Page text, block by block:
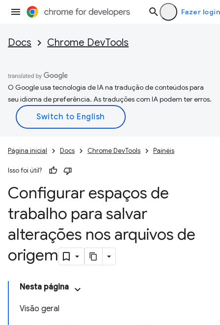
Fazer login
Docs Chrome DevTools
O Google usa tecnologia de IA na tradução de conteúdos para
seu idioma de preferência. As traduções com IA podem ter erros.
Página inicial Docs Chrome DevTools Painéis
Isso foi útil?
Configurar espaços de
trabalho para salvar
alterações nos arquivos de
origem
Nesta página
Visão geral